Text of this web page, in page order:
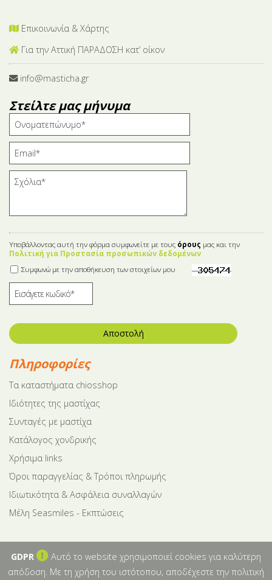
Επικοινωνία & Χάρτης
Για την Αττική ΠΑΡΑΔΟΣΗ κατ’ οίκον
info@masticha.gr
Στείλτε μας μήνυμα
Υποβάλλοντας αυτή την φόρμα συμφωνείτε με τους όρους μας και την
Πολιτική για Προστασία προσωπικών δεδομένων
Συμφωνώ με την αποθήκευση των στοιχείων μου
Αποστολή
Πληροφορίες
Tα καταστήματα chiosshop
Ιδιότητες της μαστίχας
Συνταγές με μαστίχα
Κατάλογος χονδρικής
Χρήσιμα links
Όροι παραγγελίας & Τρόποι πληρωμής
Ιδιωτικότητα & Ασφάλεια συναλλαγών
Μέλη Seasmiles - Εκπτώσεις
GDPR
Αυτό το website χρησιμοποιεί cookies για καλύτερη
απόδοση. Με τη χρήση του ιστότοπου, αποδέχεστε την πολιτική